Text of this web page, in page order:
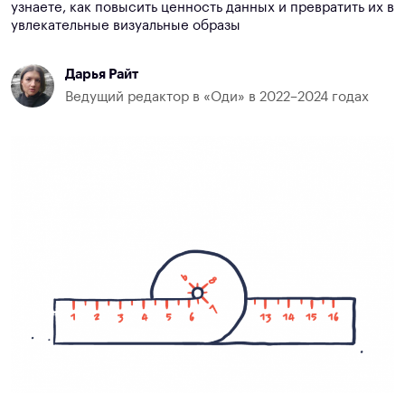
узнаете, как повысить ценность данных и превратить их в
увлекательные визуальные образы
Дарья Райт
Ведущий редактор в «Оди» в 2022–2024 годах